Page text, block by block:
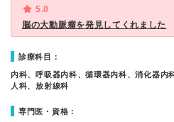
5.0
脳の大動脈瘤を発見してくれました
診療科目：
内科、呼吸器内科、循環器内科、消化器内
人科、放射線科
専門医・資格：